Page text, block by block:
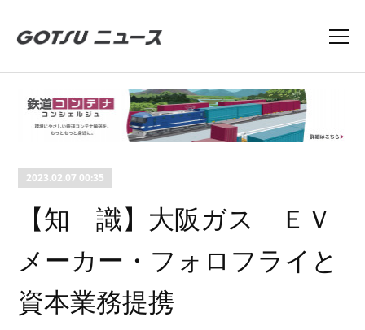
2023.02.07 00:35
【知 識】大阪ガス ＥＶ
メーカー・フォロフライと
資本業務提携